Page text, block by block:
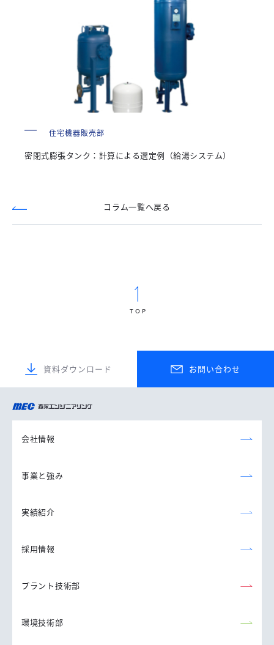
住宅機器販売部
密閉式膨張タンク：計算による選定例（給湯システム）
コラム一覧へ戻る
TOP
資料ダウンロード お問い合わせ
森永エンジニアリング
株式会社
会社情報
事業と強み
実績紹介
採用情報
プラント技術部
環境技術部